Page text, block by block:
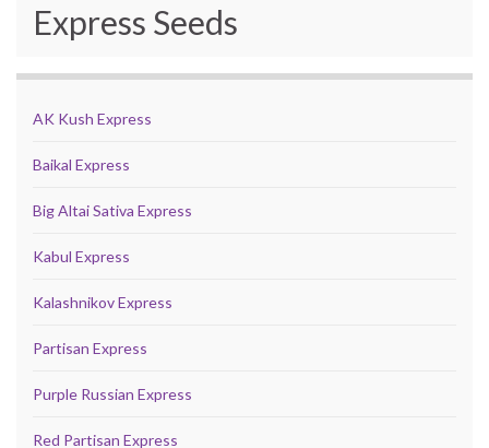
Express Seeds
AK Kush Express
Baikal Express
Big Altai Sativa Express
Kabul Express
Kalashnikov Express
Partisan Express
Purple Russian Express
Red Partisan Express